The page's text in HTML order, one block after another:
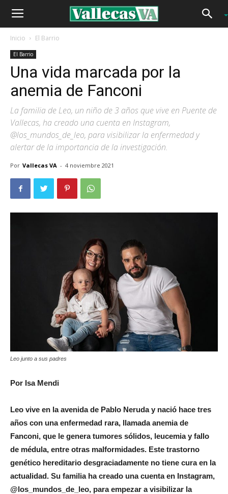
Inicio El Barrio
El Barrio
Una vida marcada por la
anemia de Fanconi
La familia de Leo, un niño de 3 años que vive en Puente de
Vallecas, ha creado una cuenta en Instagram,
@los_mundos_de_leo, para visibilizar la enfermedad y
alertar de la importancia de la investigación.
Por Vallecas VA - 4 noviembre 2021
Leo junto a sus padres
Por Isa Mendi
Leo vive en la avenida de Pablo Neruda y nació hace tres
años con una enfermedad rara, llamada anemia de
Fanconi, que le genera tumores sólidos, leucemia y fallo
de médula, entre otras malformidades. Este trastorno
genético hereditario desgraciadamente no tiene cura en la
actualidad. Su familia ha creado una cuenta en Instagram,
@los_mundos_de_leo, para empezar a visibilizar la